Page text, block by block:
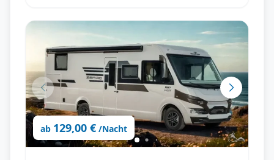
ab 129,00 € /Nacht